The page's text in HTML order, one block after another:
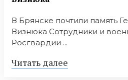
В Брянске почтили память
Визнюка Сотрудники и
Росгвардии ...
Читать далее